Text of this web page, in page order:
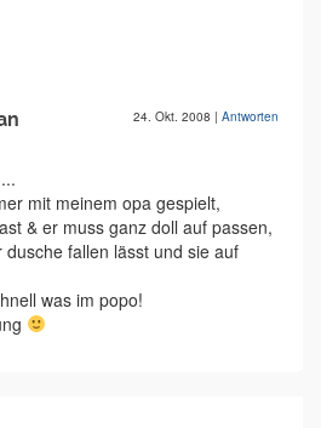
24. Okt. 2008 | Antworten
mit meinem opa gespielt,
& er muss ganz doll auf passen,
fallen lässt und sie auf
was im popo!